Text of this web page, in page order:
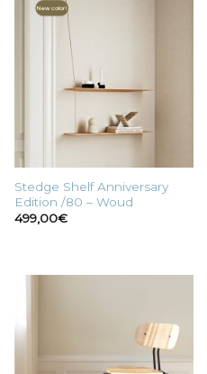
New color!
Stedge Shelf Anniversary
Edition /80 – Woud
499,00€